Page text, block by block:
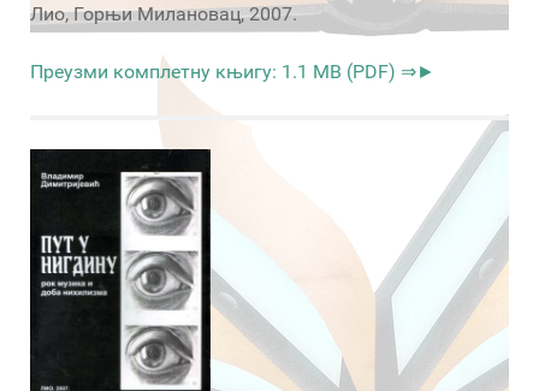
Лио, Горњи Милановац, 2007.
Преузми комплетну књигу: 1.1 MB (PDF) ⇒►